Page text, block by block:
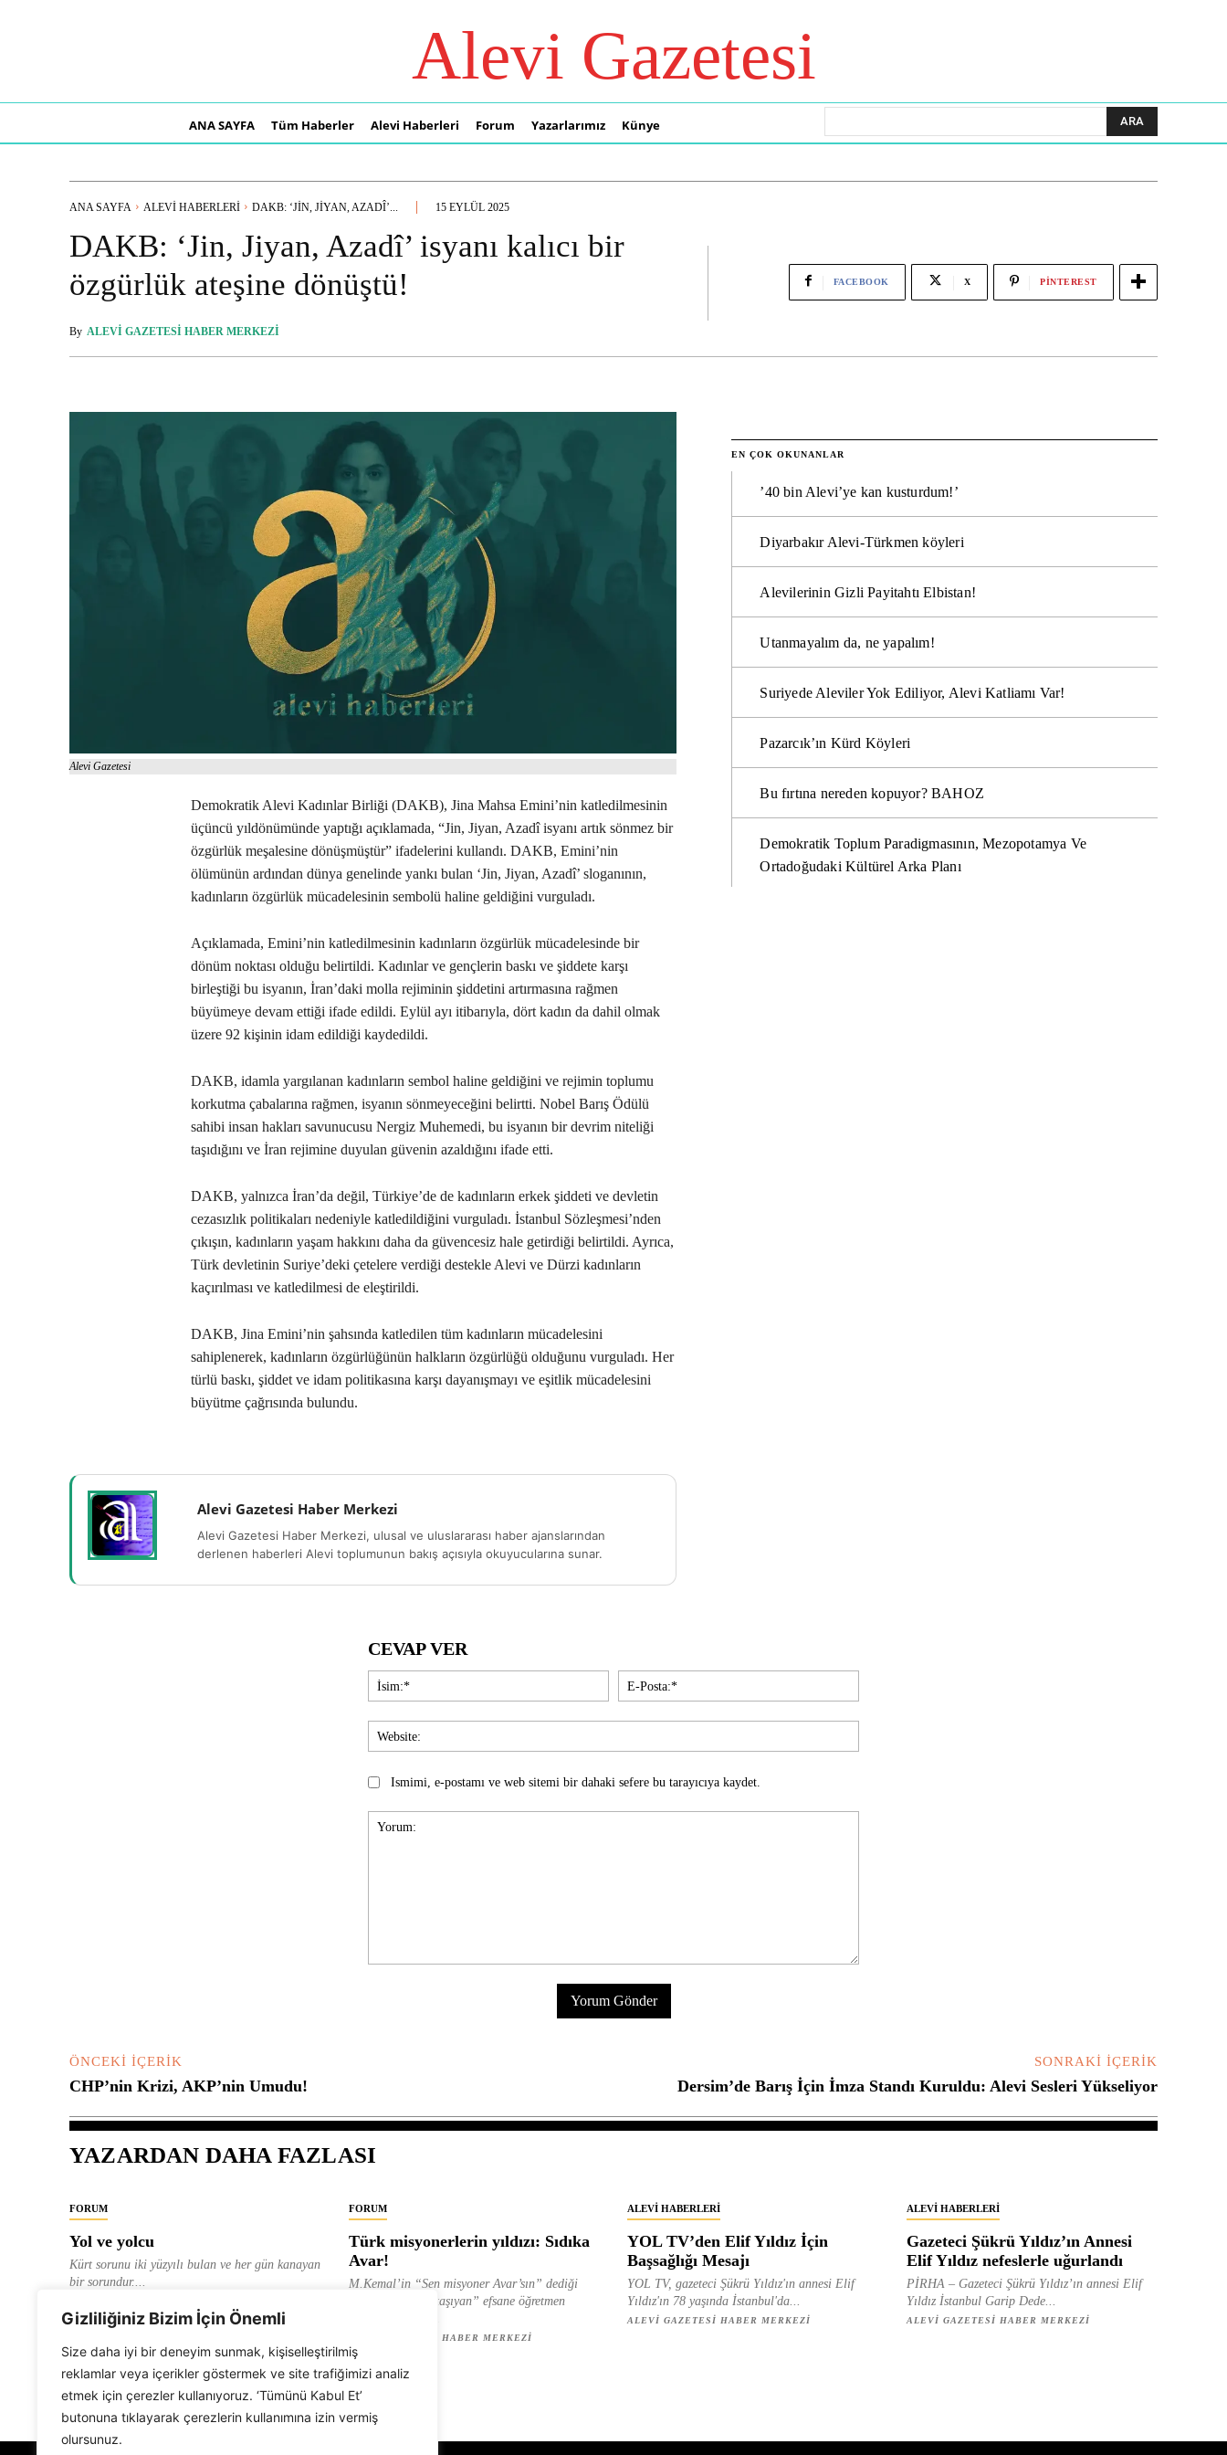
Gizliliğiniz Bizim İçin Önemli
Size daha iyi bir deneyim sunmak, kişiselleştirilmiş
reklamlar veya içerikler göstermek ve site trafiğimizi analiz
etmek için çerezler kullanıyoruz. ‘Tümünü Kabul Et’
butonuna tıklayarak çerezlerin kullanımına izin vermiş
olursunuz.
Alevi Gazetesi
ANA SAYFA Tüm Haberler Alevi Haberleri Forum Yazarlarımız Künye ARA
ANA SAYFA ALEVI HABERLERI DAKB: ‘JIN, JIYAN, AZADÎ’... 15 EYLÜL 2025
DAKB: ‘Jin, Jiyan, Azadî’ isyanı kalıcı bir
özgürlük ateşine dönüştü!
By ALEVI GAZETESI HABER MERKEZI
FACEBOOK X PINTEREST
Alevi Gazetesi
Demokratik Alevi Kadınlar Birliği (DAKB), Jina Mahsa Emini’nin katledilmesinin
üçüncü yıldönümünde yaptığı açıklamada, “Jin, Jiyan, Azadî isyanı artık sönmez bir
özgürlük meşalesine dönüşmüştür” ifadelerini kullandı. DAKB, Emini’nin
ölümünün ardından dünya genelinde yankı bulan ‘Jin, Jiyan, Azadî’ sloganının,
kadınların özgürlük mücadelesinin sembolü haline geldiğini vurguladı.
Açıklamada, Emini’nin katledilmesinin kadınların özgürlük mücadelesinde bir
dönüm noktası olduğu belirtildi. Kadınlar ve gençlerin baskı ve şiddete karşı
birleştiği bu isyanın, İran’daki molla rejiminin şiddetini artırmasına rağmen
büyümeye devam ettiği ifade edildi. Eylül ayı itibarıyla, dört kadın da dahil olmak
üzere 92 kişinin idam edildiği kaydedildi.
DAKB, idamla yargılanan kadınların sembol haline geldiğini ve rejimin toplumu
korkutma çabalarına rağmen, isyanın sönmeyeceğini belirtti. Nobel Barış Ödülü
sahibi insan hakları savunucusu Nergiz Muhemedi, bu isyanın bir devrim niteliği
taşıdığını ve İran rejimine duyulan güvenin azaldığını ifade etti.
DAKB, yalnızca İran’da değil, Türkiye’de de kadınların erkek şiddeti ve devletin
cezasızlık politikaları nedeniyle katledildiğini vurguladı. İstanbul Sözleşmesi’nden
çıkışın, kadınların yaşam hakkını daha da güvencesiz hale getirdiği belirtildi. Ayrıca,
Türk devletinin Suriye’deki çetelere verdiği destekle Alevi ve Dürzi kadınların
kaçırılması ve katledilmesi de eleştirildi.
DAKB, Jina Emini’nin şahsında katledilen tüm kadınların mücadelesini
sahiplenerek, kadınların özgürlüğünün halkların özgürlüğü olduğunu vurguladı. Her
türlü baskı, şiddet ve idam politikasına karşı dayanışmayı ve eşitlik mücadelesini
büyütme çağrısında bulundu.
Alevi Gazetesi Haber Merkezi
Alevi Gazetesi Haber Merkezi, ulusal ve uluslararası haber ajanslarından
derlenen haberleri Alevi toplumunun bakış açısıyla okuyucularına sunar.
EN ÇOK OKUNANLAR
’40 bin Alevi’ye kan kusturdum!’
Diyarbakır Alevi-Türkmen köyleri
Alevilerinin Gizli Payitahtı Elbistan!
Utanmayalım da, ne yapalım!
Suriyede Aleviler Yok Ediliyor, Alevi Katliamı Var!
Pazarcık’ın Kürd Köyleri
Bu fırtına nereden kopuyor? BAHOZ
Demokratik Toplum Paradigmasının, Mezopotamya Ve
Ortadoğudaki Kültürel Arka Planı
CEVAP VER
İsim:*
Posta:*
Ismimi, e-postamı ve web sitemi bir dahaki sefere bu tarayıcıya kaydet.
ÖNCEKI İÇERIK
CHP’nin Krizi, AKP’nin Umudu!
SONRAKI İÇERIK
Dersim’de Barış İçin İmza Standı Kuruldu: Alevi Sesleri Yükseliyor
YAZARDAN DAHA FAZLASI
FORUM
Yol ve yolcu
Kürt sorunu iki yüzyılı bulan ve her gün kanayan
bir sorundur....
FORUM
Türk misyonerlerin yıldızı: Sıdıka
Avar!
M.Kemal’in “Sen misyoner Avar’sın” dediği
ve “dağlara ışık taşıyan” efsane öğretmen
ALEVI GAZETESI HABER MERKEZI
ALEVI HABERLERI
YOL TV’den Elif Yıldız İçin
Başsağlığı Mesajı
YOL TV, gazeteci Şükrü Yıldız'ın annesi Elif
Yıldız'ın 78 yaşında İstanbul'da...
ALEVI GAZETESI HABER MERKEZI
ALEVI HABERLERI
Gazeteci Şükrü Yıldız’ın Annesi
Elif Yıldız nefeslerle uğurlandı
PİRHA – Gazeteci Şükrü Yıldız’ın annesi Elif
Yıldız İstanbul Garip Dede...
ALEVI GAZETESI HABER MERKEZI